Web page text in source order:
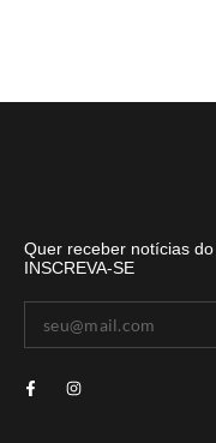
Quer receber notícias
INSCREVA-SE